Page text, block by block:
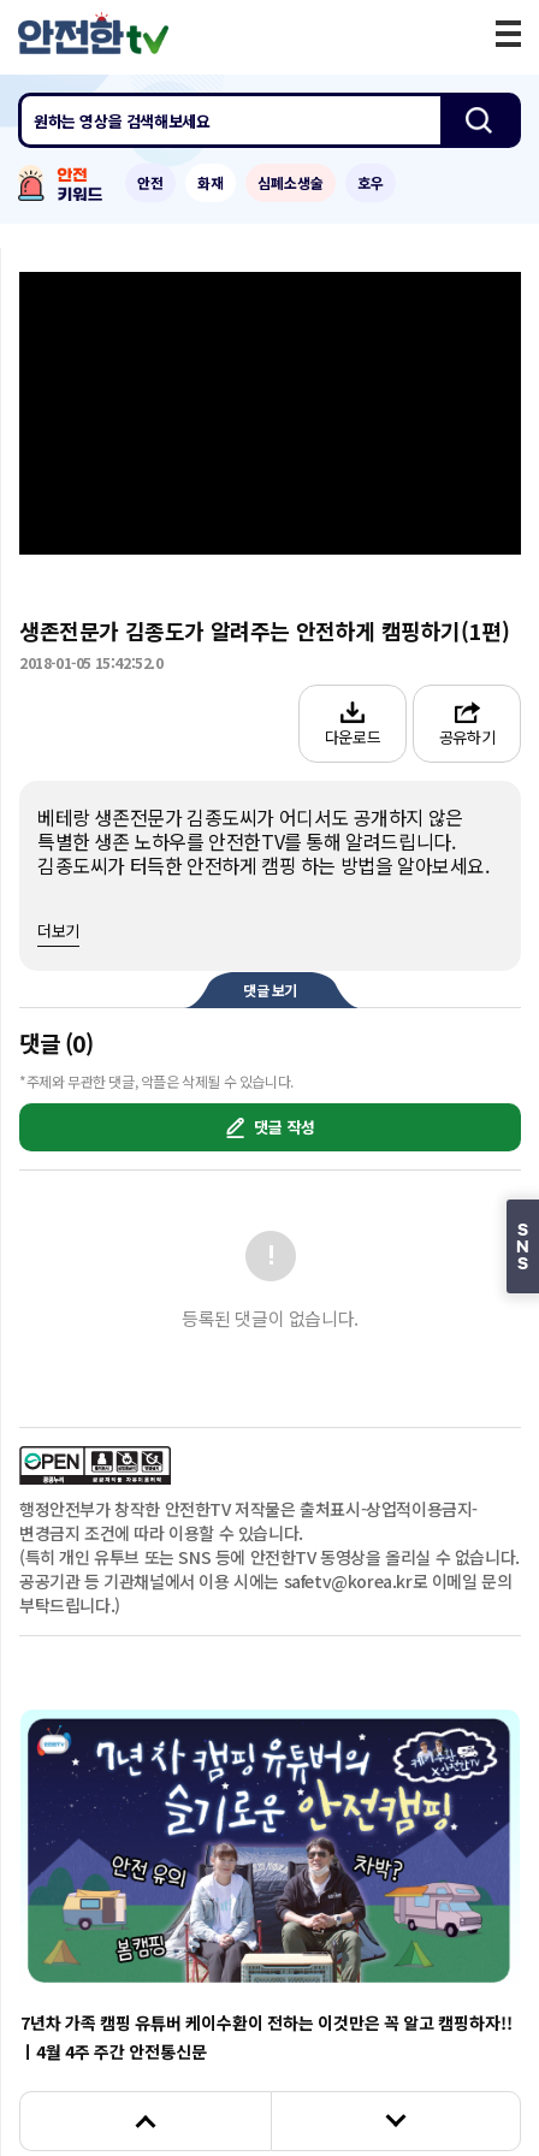
원하는 영상을 검색해보세요
안전 화재 심폐소생술 호우
S
N
S
생존전문가 김종도가 알려주는 안전하게 캠핑하기(1편)
2018-01-05 15:42:52.0
다운로드 공유하기
베테랑 생존전문가 김종도씨가 어디서도 공개하지 않은
특별한 생존 노하우를 안전한TV를 통해 알려드립니다.
김종도씨가 터득한 안전하게 캠핑 하는 방법을 알아보세요.
더보기
댓글 보기
댓글 (0)
*주제와 무관한 댓글, 악플은 삭제될 수 있습니다.
댓글 작성
등록된 댓글이 없습니다.
행정안전부가 창작한 안전한TV 저작물은출처표시-상업적이용금지-
변경금지 조건에 따라 이용할 수 있습니다.
(특히 개인 유투브 또는 SNS 등에 안전한TV 동영상을 올리실 수 없습니다.
공공기관 등 기관채널에서 이용 시에는 safetv@korea.kr로 이메일 문의
부탁드립니다.)
어린이와 안전하게 캠핑하기
7년차 가족 캠핑 유튜버 케이수환이 전하는 이것만은 꼭 알고 캠핑하자!!
ㅣ4월 4주 주간 안전통신문